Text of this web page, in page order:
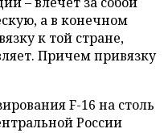
а в конечном
к той стране,
Причем привязку
F-16 на столь
России